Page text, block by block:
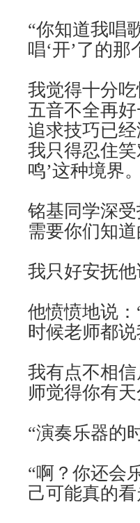
“你知道我唱
唱‘开’了的
我觉得十分
五音不全再
追求技巧已
我只得忍住
鸣’这种境界
铭基同学深
需要你们知
我只好安抚
他愤愤地说
时候老师都
我有点不相
师觉得你有
“演奏乐器的
“啊？你还会
己可能真的看